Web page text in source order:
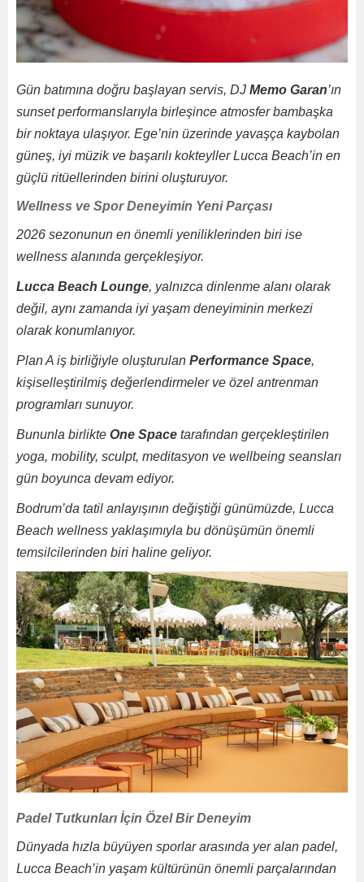
Gün batımına doğru başlayan servis, DJ Memo Garan’ın
sunset performanslarıyla birleşince atmosfer bambaşka
bir noktaya ulaşıyor. Ege’nin üzerinde yavaşça kaybolan
güneş, iyi müzik ve başarılı kokteyller Lucca Beach’in en
güçlü ritüellerinden birini oluşturuyor.
Wellness ve Spor Deneyimin Yeni Parçası
2026 sezonunun en önemli yeniliklerinden biri ise
wellness alanında gerçekleşiyor.
Lucca Beach Lounge, yalnızca dinlenme alanı olarak
değil, aynı zamanda iyi yaşam deneyiminin merkezi
olarak konumlanıyor.
Plan A iş birliğiyle oluşturulan Performance Space,
kişiselleştirilmiş değerlendirmeler ve özel antrenman
programları sunuyor.
Bununla birlikte One Space tarafından gerçekleştirilen
yoga, mobility, sculpt, meditasyon ve wellbeing seansları
gün boyunca devam ediyor.
Bodrum’da tatil anlayışının değiştiği günümüzde, Lucca
Beach wellness yaklaşımıyla bu dönüşümün önemli
temsilcilerinden biri haline geliyor.
Padel Tutkunları İçin Özel Bir Deneyim
Dünyada hızla büyüyen sporlar arasında yer alan padel,
Lucca Beach’in yaşam kültürünün önemli parçalarından